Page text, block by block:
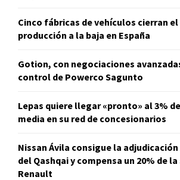
Cinco fábricas de vehículos cierran
producción a la baja en España
Gotion, con negociaciones
control de Powerco Sagunto
Lepas quiere llegar «pronto» al 3%
media en su red de concesionarios
Nissan Ávila consigue la
del Qashqai y compensa un 20% de
Renault